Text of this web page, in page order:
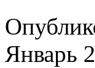
Январь